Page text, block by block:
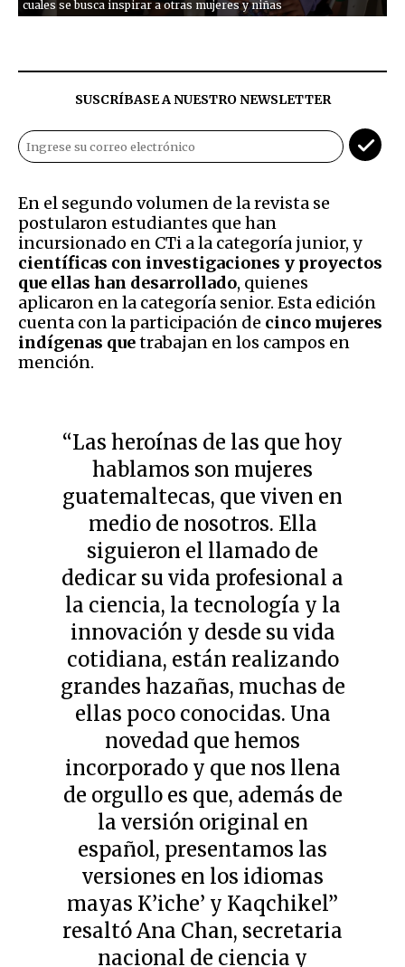
cuales se busca inspirar a otras mujeres y niñas
SUSCRÍBASE A NUESTRO NEWSLETTER
En el segundo volumen de la revista se
postularon estudiantes que han
incursionado en CTi a la categoría junior, y
científicas con investigaciones y proyectos
que ellas han desarrollado, quienes
aplicaron en la categoría senior. Esta edición
cuenta con la participación de cinco mujeres
indígenas quetrabajan en los campos en
mención.
“Las heroínas de las que hoy
hablamos son mujeres
guatemaltecas, que viven en
medio de nosotros. Ella
siguieron el llamado de
dedicar su vida profesional a
la ciencia, la tecnología y la
innovación y desde su vida
cotidiana, están realizando
grandes hazañas, muchas de
ellas poco conocidas. Una
novedad que hemos
incorporado y que nos llena
de orgullo es que, además de
la versión original en
español, presentamos las
versiones en los idiomas
mayas K’iche’ y Kaqchikel”
resaltó Ana Chan, secretaria
nacional de ciencia y